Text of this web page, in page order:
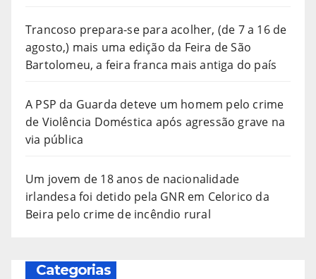
Trancoso prepara-se para acolher, (de 7 a 16 de
agosto,) mais uma edição da Feira de São
Bartolomeu, a feira franca mais antiga do país
A PSP da Guarda deteve um homem pelo crime
de Violência Doméstica após agressão grave na
via pública
Um jovem de 18 anos de nacionalidade
irlandesa foi detido pela GNR em Celorico da
Beira pelo crime de incêndio rural
Categorias